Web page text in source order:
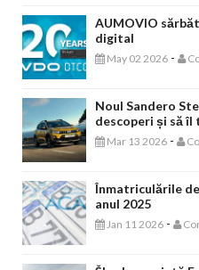
AUMOVIO
digital
May 02 2026 -
Noul Sandero
descoperi și să îl
Mar 13 2026 -
Înmatriculările
anul 2025
Jan 11 2026 -